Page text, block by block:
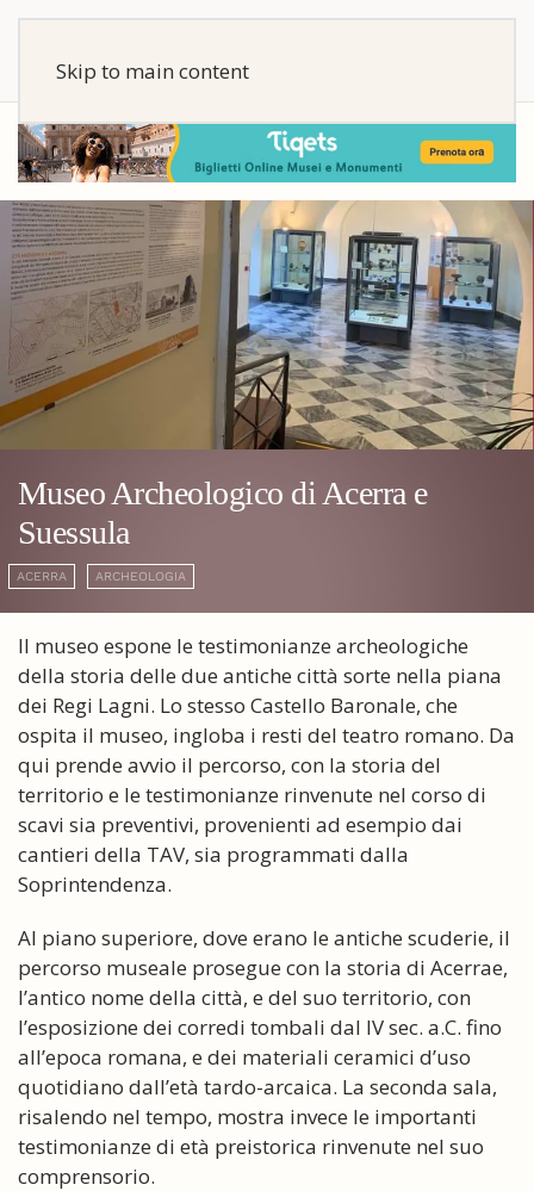
Skip to main content
Museo Archeologico di Acerra e
Suessula
ACERRA ARCHEOLOGIA
Il museo espone le testimonianze archeologiche
della storia delle due antiche città sorte nella piana
dei Regi Lagni. Lo stesso Castello Baronale, che
ospita il museo, ingloba i resti del teatro romano. Da
qui prende avvio il percorso, con la storia del
territorio e le testimonianze rinvenute nel corso di
scavi sia preventivi, provenienti ad esempio dai
cantieri della TAV, sia programmati dalla
Soprintendenza.
Al piano superiore, dove erano le antiche scuderie, il
percorso museale prosegue con la storia di Acerrae,
l’antico nome della città, e del suo territorio, con
l’esposizione dei corredi tombali dal IV sec. a.C. fino
all’epoca romana, e dei materiali ceramici d’uso
quotidiano dall’età tardo-arcaica. La seconda sala,
risalendo nel tempo, mostra invece le importanti
testimonianze di età preistorica rinvenute nel suo
comprensorio.